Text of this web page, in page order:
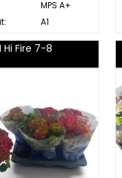
MPS A+
A1
Hi Fire 7-8